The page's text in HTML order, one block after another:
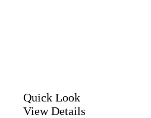
Quick Look
View Details